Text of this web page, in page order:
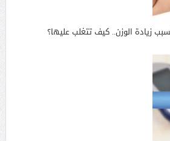
زيادة الوزن.. كيف تتغلب عليها؟